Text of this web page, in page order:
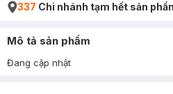
337 Chi nhánh tạm hết sản
Mô tả sản phẩm
Đang cập nhật